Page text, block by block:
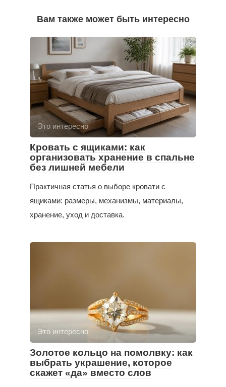
Вам также может быть интересно
Это интересно
Кровать с ящиками: как
организовать хранение в спальне
без лишней мебели
Практичная статья о выборе кровати с
ящиками: размеры, механизмы, материалы,
хранение, уход и доставка.
Это интересно
Золотое кольцо на помолвку: как
выбрать украшение, которое
скажет «да» вместо слов